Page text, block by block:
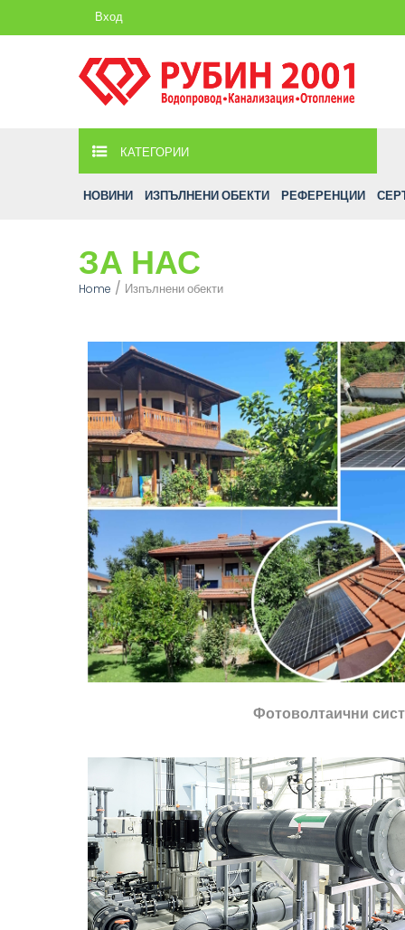
Вход
КАТЕГОРИИ
НОВИНИ ИЗПЪЛНЕНИ ОБЕКТИ РЕФЕРЕНЦИИ
ЗА НАС
Home Изпълнени обекти
Фотоволтаични